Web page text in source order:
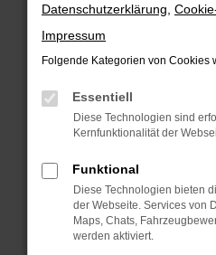
Prüfe deine
Manche Erweiterungen,
können das Laden
anderen Browser oder
Fenster?
Starte dein Gerät neu.
Probleme zu beheben.
Stelle sicher, dass
Betriebssystem auf
sind.
Datenschutzerklärung
Impressum
Folgende Kategorien von Cookies
Essentiell
Diese Technologien sind
Kernfunktionalität der
Funktional
Diese Technologien bieten
der Webseite. Services von
Maps, Chats,
werden aktiviert.